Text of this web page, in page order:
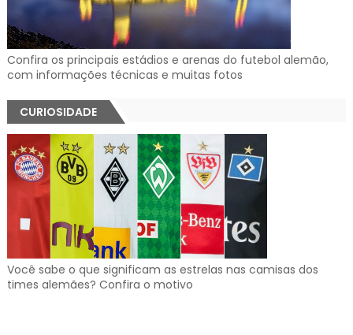
Confira os principais estádios e arenas do futebol alemão,
com informações técnicas e muitas fotos
CURIOSIDADE
Você sabe o que significam as estrelas nas camisas dos
times alemães? Confira o motivo